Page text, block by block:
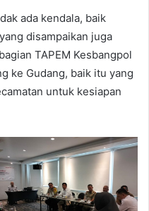
ada kendala, baik
disampaikan juga
TAPEM Kesbangpol
ke Gudang, baik itu yang
untuk kesiapan